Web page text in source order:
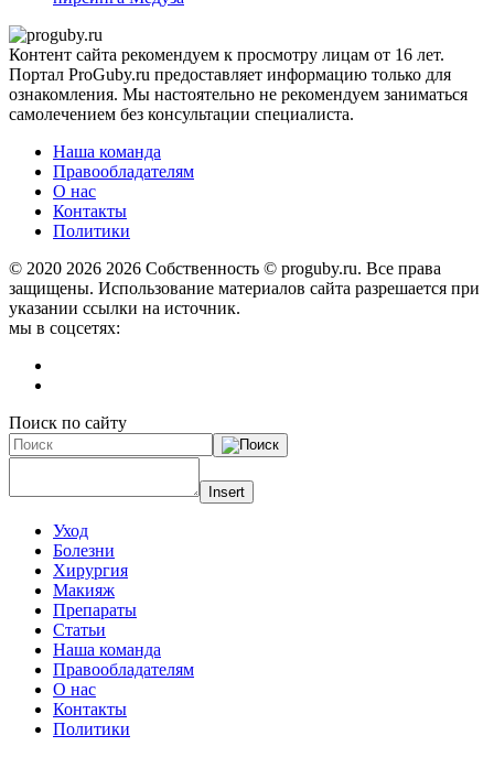
Контент сайта рекомендуем к просмотру лицам от 16 лет.
Портал ProGuby.ru предоставляет информацию только для
ознакомления. Мы настоятельно не рекомендуем заниматься
самолечением без консультации специалиста.
Наша команда
Правообладателям
О нас
Контакты
Политики
© 2020 2026 2026 Собственность © proguby.ru. Все права
защищены. Использование материалов сайта разрешается при
указании ссылки на источник.
мы в соцсетях:
Поиск по сайту
Insert
Уход
Болезни
Хирургия
Макияж
Препараты
Статьи
Наша команда
Правообладателям
О нас
Контакты
Политики